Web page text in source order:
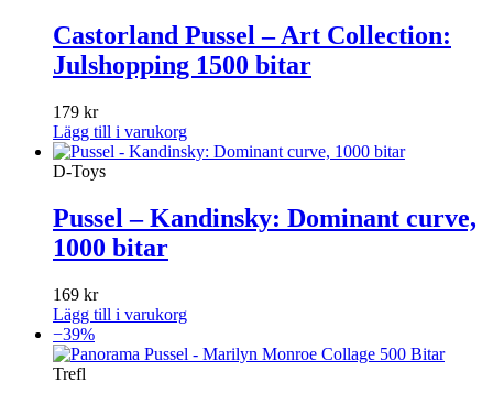
Castorland Pussel – Art Collection:
Julshopping 1500 bitar
179 kr
Lägg till i varukorg
D-Toys
Pussel – Kandinsky: Dominant curve,
1000 bitar
169 kr
Lägg till i varukorg
−39%
Trefl